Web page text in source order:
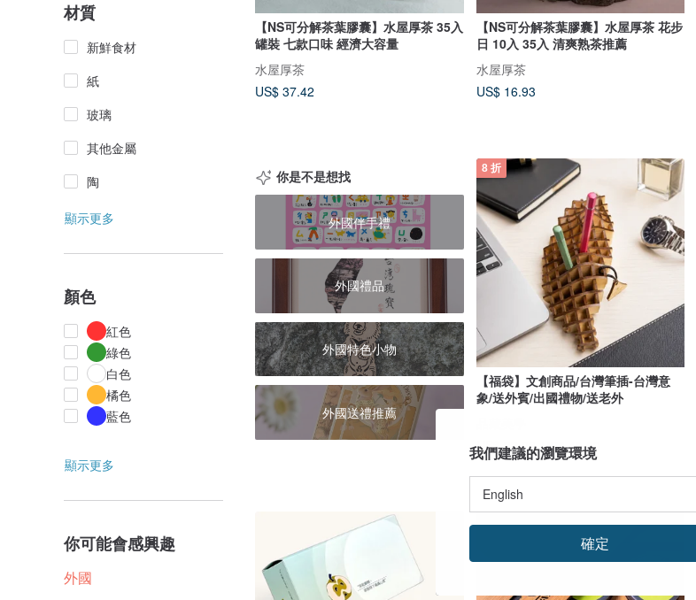
材質
新鮮食材
紙
玻璃
其他金屬
陶
顯示更多
顏色
紅色
綠色
白色
橘色
藍色
顯示更多
你可能會感興趣
外國
【NS可分解茶葉膠囊】水屋厚茶 35入
罐裝 七款口味 經濟大容量
水屋厚茶
US$ 37.42
【NS可分解茶葉膠囊】水屋厚茶 花步
日 10入 35入 清爽熟茶推薦
水屋厚茶
US$ 16.93
你是不是想找
外國伴手禮
外國禮品
外國特色小物
外國送禮推薦
8 折
【福袋】文創商品/台灣筆插-台灣意
象/送外賓/出國禮物/送老外
US$ 32.08 US$ 40.09
我們建議的瀏覽環境
確定